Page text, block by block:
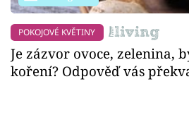
POKOJOVÉ KVĚTINY
Je zázvor ovoce, zelenina,
koření? Odpověď vás